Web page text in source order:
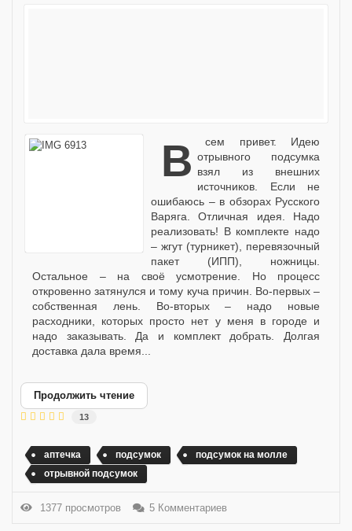
Всем привет. Идею отрывного подсумка
взял из внешних
источников. Если не
ошибаюсь – в обзорах Русского
Варяга. Отличная идея. Надо
реализовать! В комплекте надо
– жгут (турникет), перевязочный
пакет (ИПП), ножницы.
Остальное – на своё усмотрение. Но процесс
откровенно затянулся и тому куча причин. Во-первых –
собственная лень. Во-вторых – надо новые
расходники, которых просто нет у меня в городе и
надо заказывать. Да и комплект добрать. Долгая
доставка дала время...
Продолжить чтение
13
аптечка подсумок
подсумок на молле
отрывной подсумок
1377 просмотров 5 Комментариев